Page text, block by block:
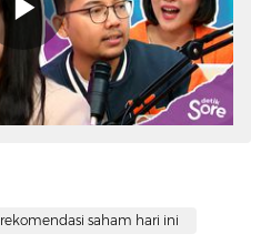
rekomendasi saham hari ini